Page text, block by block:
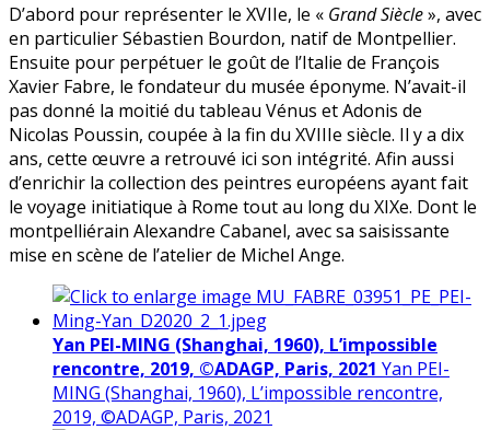
D’abord pour représenter le XVIIe, le « Grand Siècle», avec
en particulier Sébastien Bourdon, natif de Montpellier.
Ensuite pour perpétuer le goût de l’Italie de François
Xavier Fabre, le fondateur du musée éponyme. N’avait-il
pas donné la moitié du tableau Vénus et Adonis de
Nicolas Poussin, coupée à la fin du XVIIIe siècle. Il y a dix
ans, cette œuvre a retrouvé ici son intégrité. Afin aussi
d’enrichir la collection des peintres européens ayant fait
le voyage initiatique à Rome tout au long du XIXe. Dont le
montpelliérain Alexandre Cabanel, avec sa saisissante
mise en scène de l’atelier de Michel Ange.
Yan PEI-MING (Shanghai, 1960), L’impossible
rencontre, 2019, ©ADAGP, Paris, 2021 Yan PEI-
MING (Shanghai, 1960), L’impossible rencontre,
2019, ©ADAGP, Paris, 2021